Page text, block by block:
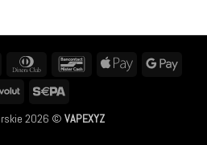
Discover
Dinners
BancontactApple
Revolut
2026 © VAPEXYZ